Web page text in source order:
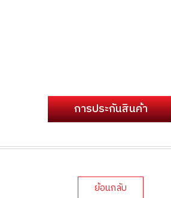
การประกันสินค้า
ย้อนกลับ